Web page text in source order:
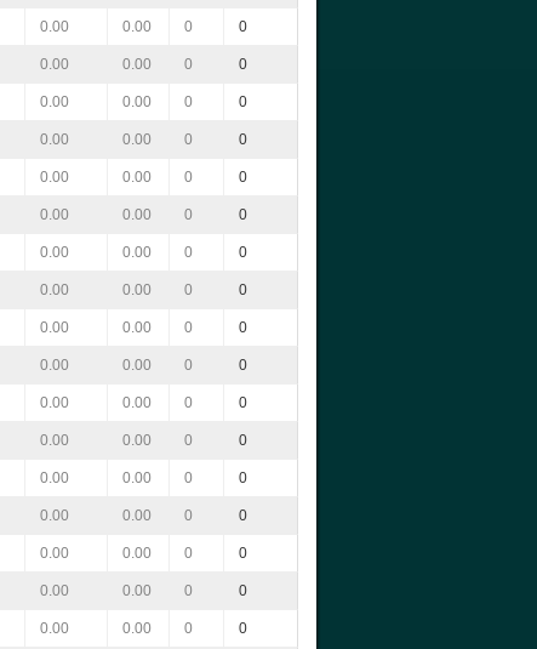
0.00 0.00 0 0
0.00 0.00 0 0
0.00 0.00 0 0
0.00 0.00 0 0
0.00 0.00 0 0
0.00 0.00 0 0
0.00 0.00 0 0
0.00 0.00 0 0
0.00 0.00 0 0
0.00 0.00 0 0
0.00 0.00 0 0
0.00 0.00 0 0
0.00 0.00 0 0
0.00 0.00 0 0
0.00 0.00 0 0
0.00 0.00 0 0
0.00 0.00 0 0